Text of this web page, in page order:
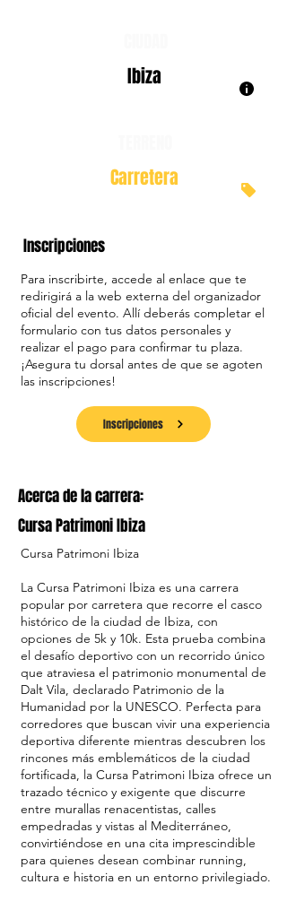
Ibiza
Carretera
Inscripciones
Para inscribirte, accede al enlace que te
redirigirá a la web externa del organizador
oficial del evento. Allí deberás completar el
formulario con tus datos personales y
realizar el pago para confirmar tu plaza.
¡Asegura tu dorsal antes de que se agoten
las inscripciones!
Inscripciones
Acerca de la carrera:
Cursa Patrimoni Ibiza
Cursa Patrimoni Ibiza
La Cursa Patrimoni Ibiza es una carrera
popular por carretera que recorre el casco
histórico de la ciudad de Ibiza, con
opciones de 5k y 10k. Esta prueba combina
el desafío deportivo con un recorrido único
que atraviesa el patrimonio monumental de
Dalt Vila, declarado Patrimonio de la
Humanidad por la UNESCO. Perfecta para
corredores que buscan vivir una experiencia
deportiva diferente mientras descubren los
rincones más emblemáticos de la ciudad
fortificada, la Cursa Patrimoni Ibiza ofrece un
trazado técnico y exigente que discurre
entre murallas renacentistas, calles
empedradas y vistas al Mediterráneo,
convirtiéndose en una cita imprescindible
para quienes desean combinar running,
cultura e historia en un entorno privilegiado.